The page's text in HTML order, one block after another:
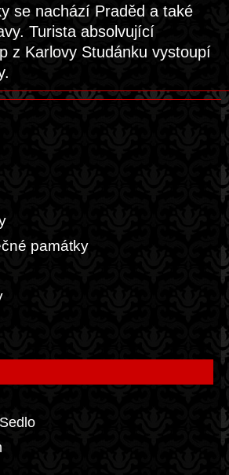
se nachází Praděd a také
Turista absolvující
z Karlovy Studánku vystoupí
památky